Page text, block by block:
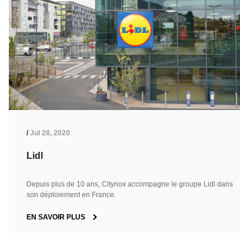
/Jul 28, 2020
Lidl
Depuis plus de 10 ans, Citynox accompagne le groupe Lidl dans
son déploiement en France.
EN SAVOIR PLUS